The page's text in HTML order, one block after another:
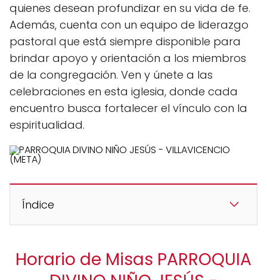
quienes desean profundizar en su vida de fe.
Además, cuenta con un equipo de liderazgo
pastoral que está siempre disponible para
brindar apoyo y orientación a los miembros
de la congregación. Ven y únete a las
celebraciones en esta iglesia, donde cada
encuentro busca fortalecer el vínculo con la
espiritualidad.
Índice
Horario de Misas PARROQUIA